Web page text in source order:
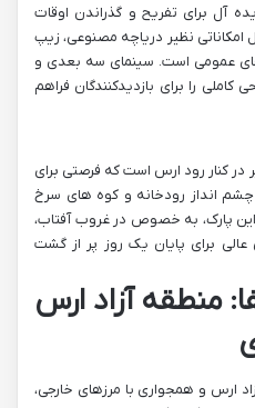
آل برای تفریح و گذراندن اوقات
امکاناتی نظیر دریاچه مصنوعی، زیپ
عمومی است. سینمای سه بعدی و
را برای بازدیدکنندگان فراهم
در کنار رود ارس است که فرصتی برای
انداز رودخانه و کوه های سرخ
پارک، به خصوص در غروب آفتاب،
برای پایان یک روز پر از گشت
منطقه آزاد ارس
ارس و همجواری با مرزهای خارجی،